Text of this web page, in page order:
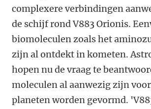
complexere verbindingen
de schijf rond V883 Orionis.
biomoleculen zoals het
zijn al ontdekt in kometen.
hopen nu de vraag te
moleculen al aanwezig zijn
planeten worden gevormd.